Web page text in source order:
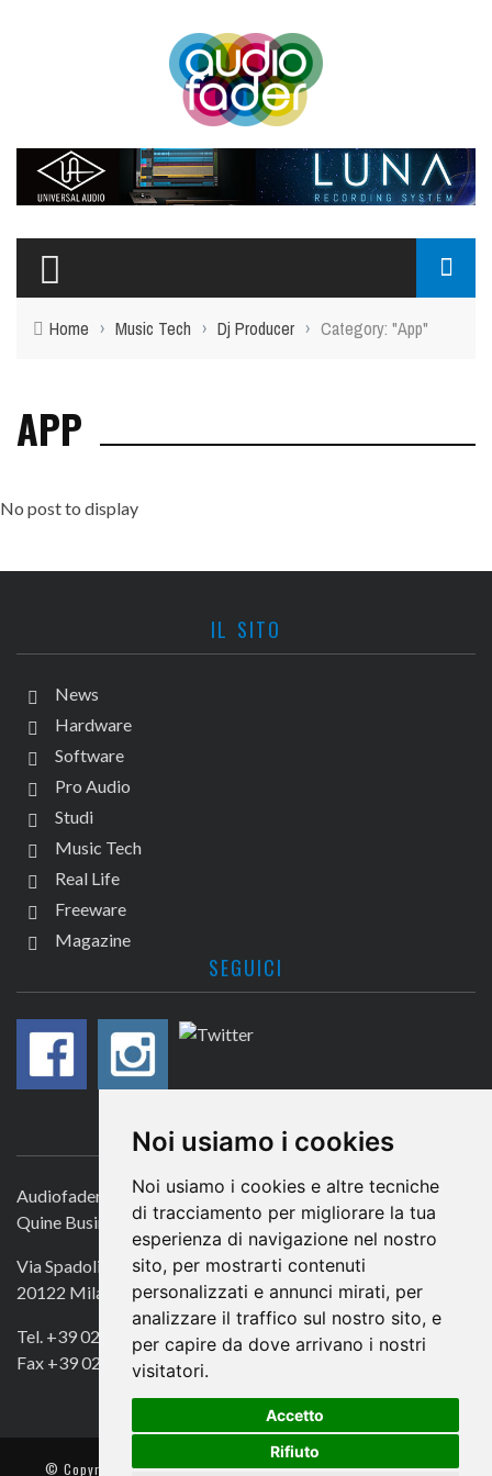
Noi usiamo i cookies
Noi usiamo i cookies e altre tecniche
di tracciamento per migliorare la tua
esperienza di navigazione nel nostro
sito, per mostrarti contenuti
personalizzati e annunci mirati, per
analizzare il traffico sul nostro sito, e
per capire da dove arrivano i nostri
visitatori.
Accetto
Rifiuto
Home › Music Tech › Dj Producer › Category: "App"
APP
No post to display
IL SITO
News
Hardware
Software
Pro Audio
Studi
Music Tech
Real Life
Freeware
Magazine
SEGUICI
CONTATTACI
Audiofader.com
Quine Business Publisher
Via Spadolini 7
20122 Milano
Tel. +39 02 49756990
Fax +39 02 72016740
© Copyright 2018. All Rights Reserved -- Quine srl – C.F./P IVA